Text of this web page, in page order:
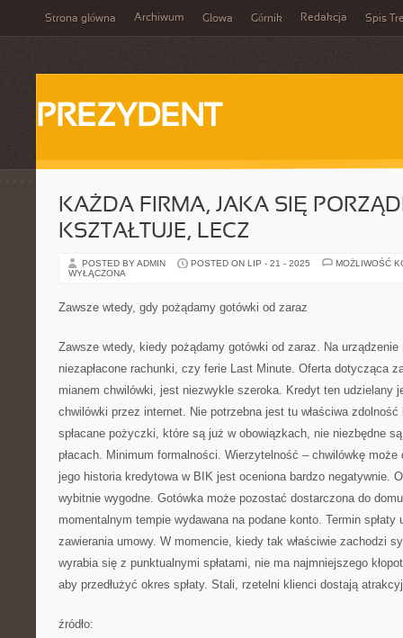
Strona główna Archiwum Głowa Górnik Redakcja Spis
PREZYDENT
KAŻDA FIRMA, JAKA SIĘ
KSZTAŁTUJE, LECZ
POSTED BY ADMIN POSTED ON LIP - 21 - 2025
MOŻLIWOŚĆ
WYŁĄCZONA
Zawsze wtedy, gdy pożądamy gotówki od zaraz
Zawsze wtedy, kiedy pożądamy gotówki od zaraz. Na
niezapłacone rachunki, czy ferie Last Minute. Oferta dotycząca
mianem chwilówki, jest niezwykle szeroka. Kredyt ten udzielany
chwilówki przez internet. Nie potrzebna jest tu właściwa
spłacane pożyczki, które są już w obowiązkach, nie niezbędne
płacach. Minimum formalności. Wierzytelność – chwilówkę
jego historia kredytowa w BIK jest oceniona bardzo negatywnie.
wybitnie wygodne. Gotówka może pozostać dostarczona do
momentalnym tempie wydawana na podane konto. Termin
zawierania umowy. W momencie, kiedy tak właściwie zachodzi
wyrabia się z punktualnymi spłatami, nie ma najmniejszego
aby przedłużyć okres spłaty. Stali, rzetelni klienci dostają
źródło: